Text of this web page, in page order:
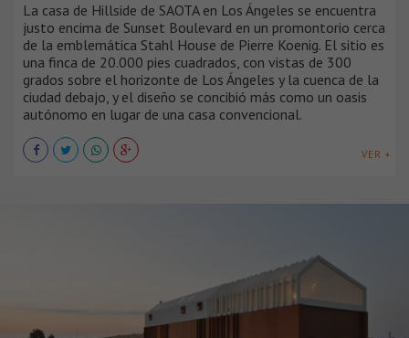
La casa de Hillside de SAOTA en Los Ángeles se encuentra
justo encima de Sunset Boulevard en un promontorio cerca
de la emblemática Stahl House de Pierre Koenig. El sitio es
una finca de 20.000 pies cuadrados, con vistas de 300
grados sobre el horizonte de Los Ángeles y la cuenca de la
ciudad debajo, y el diseño se concibió más como un oasis
autónomo en lugar de una casa convencional.
VER +